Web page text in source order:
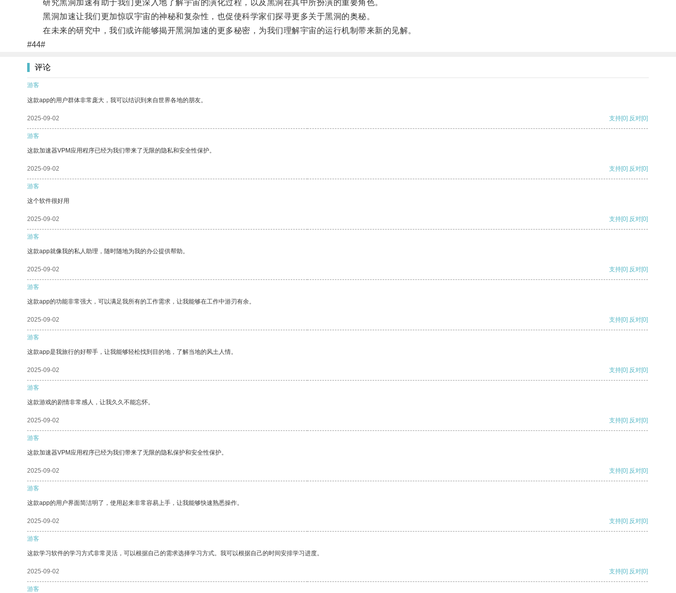
研究黑洞加速有助于我们更深入地了解宇宙的演化过程，以及黑洞在其中所扮演的重要角色。
黑洞加速让我们更加惊叹宇宙的神秘和复杂性，也促使科学家们探寻更多关于黑洞的奥秘。
在未来的研究中，我们或许能够揭开黑洞加速的更多秘密，为我们理解宇宙的运行机制带来新的见解。
#44#
评论
游客
这款app的用户群体非常庞大，我可以结识到来自世界各地的朋友。
2025-09-02 支持[0] 反对[0]
游客
这款加速器VPM应用程序已经为我们带来了无限的隐私和安全性保护。
2025-09-02 支持[0] 反对[0]
游客
这个软件很好用
2025-09-02 支持[0] 反对[0]
游客
这款app就像我的私人助理，随时随地为我的办公提供帮助。
2025-09-02 支持[0] 反对[0]
游客
这款app的功能非常强大，可以满足我所有的工作需求，让我能够在工作中游刃有余。
2025-09-02 支持[0] 反对[0]
游客
这款app是我旅行的好帮手，让我能够轻松找到目的地，了解当地的风土人情。
2025-09-02 支持[0] 反对[0]
游客
这款游戏的剧情非常感人，让我久久不能忘怀。
2025-09-02 支持[0] 反对[0]
游客
这款加速器VPM应用程序已经为我们带来了无限的隐私保护和安全性保护。
2025-09-02 支持[0] 反对[0]
游客
这款app的用户界面简洁明了，使用起来非常容易上手，让我能够快速熟悉操作。
2025-09-02 支持[0] 反对[0]
游客
这款学习软件的学习方式非常灵活，可以根据自己的需求选择学习方式。我可以根据自己的时间安排学习进度。
2025-09-02 支持[0] 反对[0]
游客